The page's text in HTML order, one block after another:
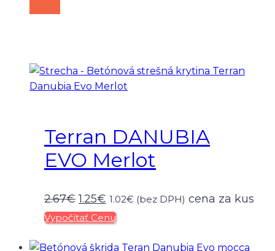
Terran DANUBIA
EVO Merlot
2.67€Pôvodná
cena
bola:
1.25€ Aktuálna
cena
je:
1.02€ (bez DPH) cena za kus
Vypočítať Cenu